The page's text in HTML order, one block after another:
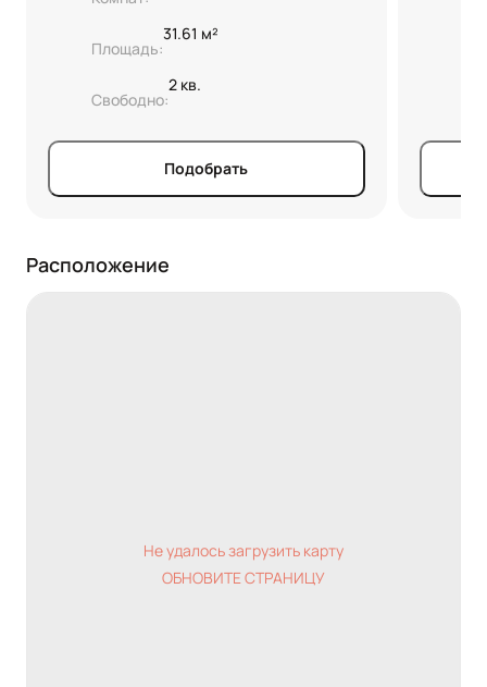
Площадь:
31.61 м²
Свободно:
2 кв.
Подобрать
Расположение
Не удалось загрузить карту
ОБНОВИТЕ СТРАНИЦУ